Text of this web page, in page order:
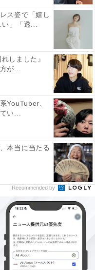
ス姿で「嬉し
」「透...
しました』
が...
YouTuber、
い...
本当に当たる
Recommended by